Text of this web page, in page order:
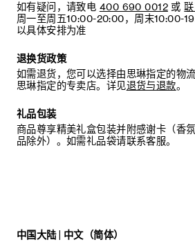
如有疑问，请致电 400 690 0012 或
周一至周五10:00-20:00，周末10:00-
以具体安排为准
退换货政策
如需退货，您可以选择由思琳指定的物
思琳指定的专卖店。详见退货与退款。
礼品包装
商品尊享精美礼盒包装并附感谢卡（香
品除外）。如需礼品袋请联系客服。
中国大陆 | 中文（简体）